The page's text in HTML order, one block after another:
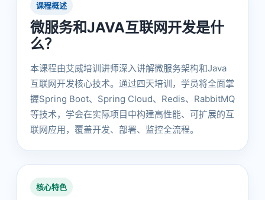
课程概述
微服务和JAVA互联网开发是什
么？
本课程由艾威培训讲师深入讲解微服务架构和Java
互联网开发核心技术。通过四天培训，学员将全面掌
握Spring Boot、Spring Cloud、Redis、RabbitMQ
等技术，学会在实际项目中构建高性能、可扩展的互
联网应用，覆盖开发、部署、监控全流程。
核心特色